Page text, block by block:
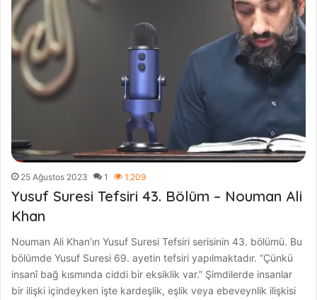
25 Ağustos 2023 1 1.209
Yusuf Suresi Tefsiri 43. Bölüm – Nouman Ali
Khan
Nouman Ali Khan’ın Yusuf Suresi Tefsiri serisinin 43. bölümü. Bu
bölümde Yusuf Suresi 69. ayetin tefsiri yapılmaktadır. “Çünkü
insanî bağ kısmında ciddi bir eksiklik var.” Şimdilerde insanlar
bir ilişki içindeyken işte kardeşlik, eşlik veya ebeveynlik ilişkisi